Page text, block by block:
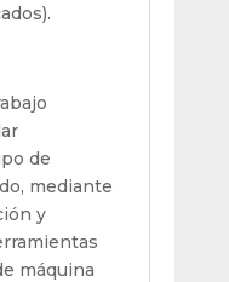
de
mediante
y
máquina